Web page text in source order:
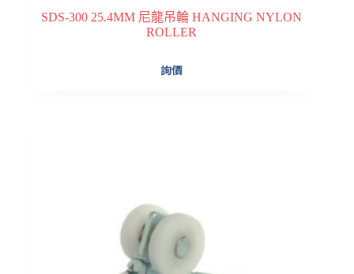
SDS-300 25.4MM 尼龍吊輪 HANGING NYLON
ROLLER
詢價